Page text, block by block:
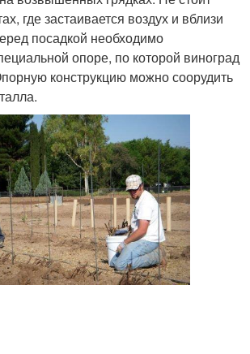
где застаивается воздух и вблизи
посадкой необходимо
опоре, по которой виноград
конструкцию можно соорудить